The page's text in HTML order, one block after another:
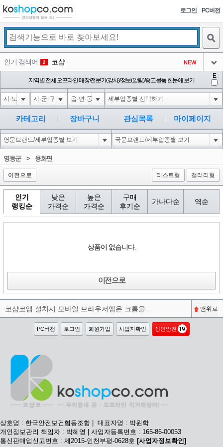
로그인 PC버전
인기 검색어 2 코샵 NEW
3 익스
아이콘
4 1-1; waitfor delay '0:0:15' --
아이콘
5 10"XOR(1*if(now()=sysdate(),sleep(15),0))XOR"Z
아이콘
1
6 1-1); waitfor delay '0:0:15' --
아이콘
1
1
지역별 전체 오프라인 매장/전문가(강사)/정보(알림)/중고물품 한눈에 보기
E
카테고리 장바구니 관심목록 마이페이지
영동군> 용화면
이전으로 리스트형 갤러리형
인기
랭킹순
낮은
가격순
높은
가격순
구매
후기순
가나다순 역순
상품이 없습니다.
이전으로
맨위로
PC버전 로그인 회원가입 사업자확인 성인안전
상호명 : 한국안전보건협동조합 | 대표자명 : 박원학
개인정보관리 책임자 : 박혜영 | 사업자등록번호 : 165-86-00053
통신판매업신고번호 : 제2015-인천부평-0628호 [사업자정보확인]